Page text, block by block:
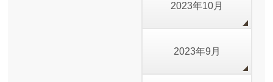
2023年10月
2023年9月